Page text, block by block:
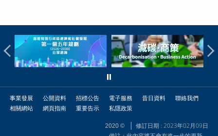
事業發展 公開資料 招標公告 電子服務 昔日資料
聯絡我們
相關網站
網頁指南 重要告示 私隱政策
2020 ©
修訂日期 : 2023年02月09日